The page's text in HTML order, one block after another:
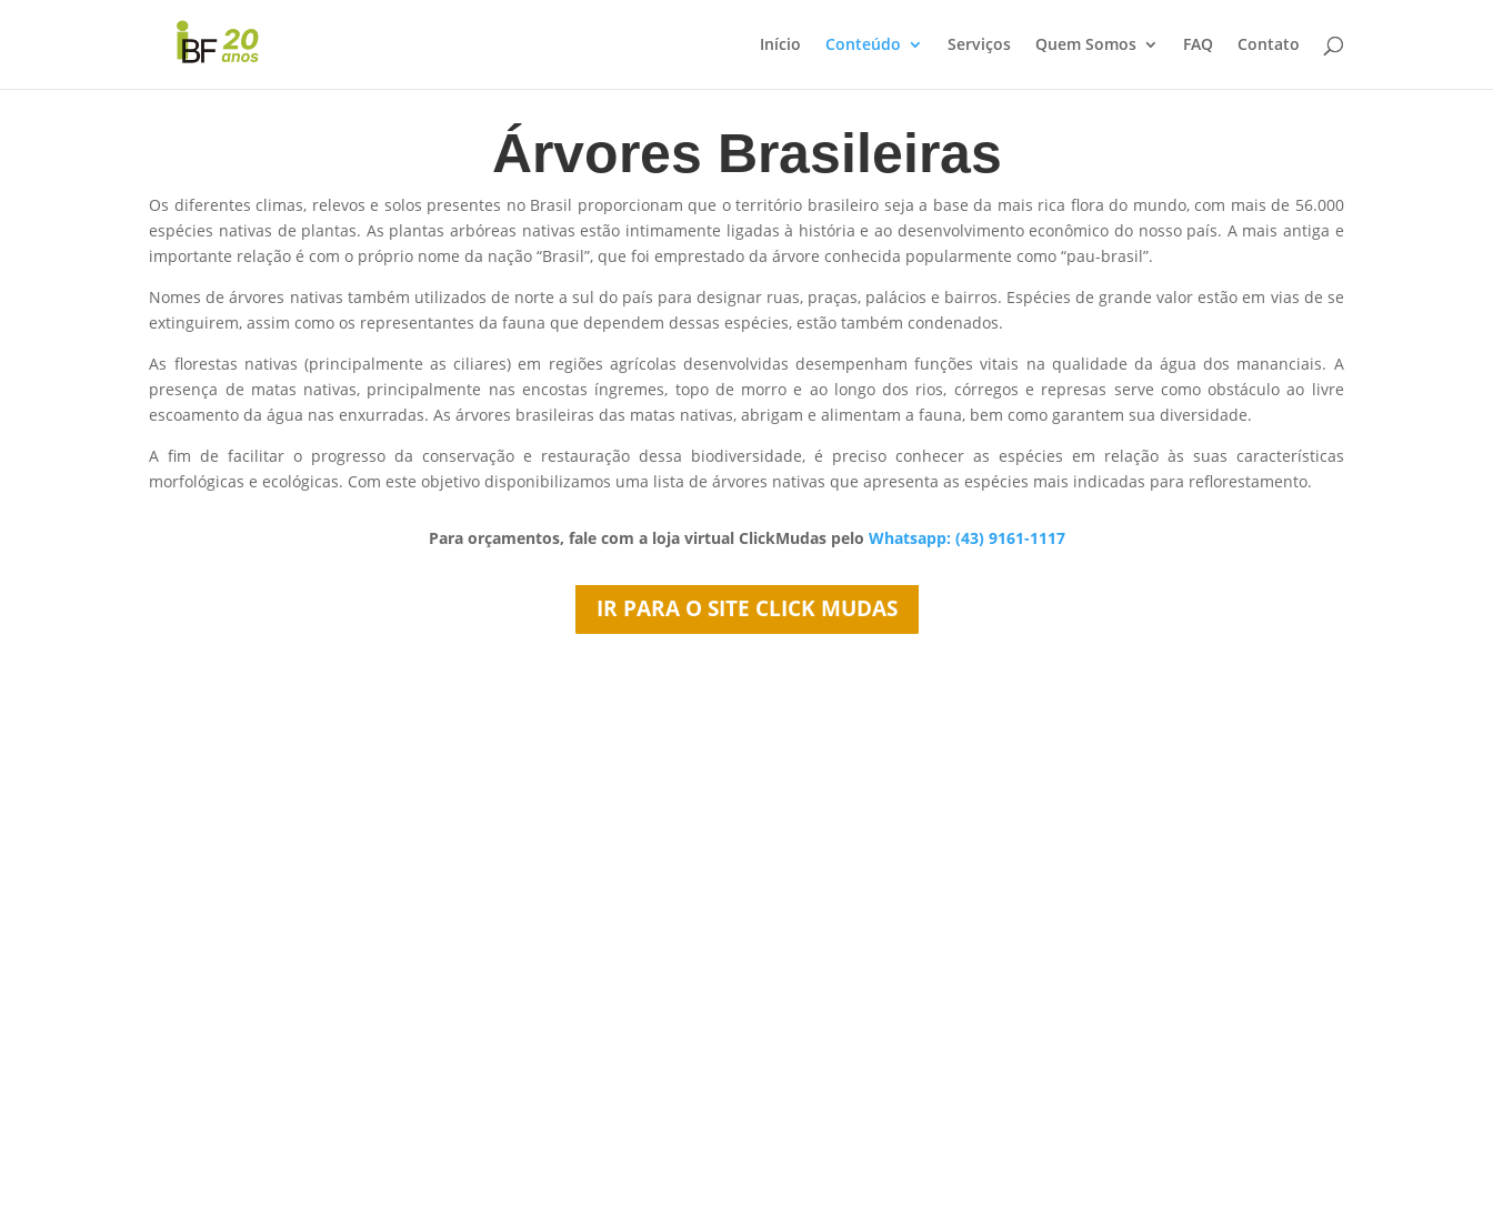
Início Conteúdo Serviços Quem Somos FAQ Contato
Árvores Brasileiras
Os diferentes climas, relevos e solos presentes no Brasil proporcionam que o território brasileiro seja a base da mais rica flora do mundo, com mais de 56.000
espécies nativas de plantas. As plantas arbóreas nativas estão intimamente ligadas à história e ao desenvolvimento econômico do nosso país. A mais antiga e
importante relação é com o próprio nome da nação “Brasil”, que foi emprestado da árvore conhecida popularmente como “pau-brasil”.
Nomes de árvores nativas também utilizados de norte a sul do país para designar ruas, praças, palácios e bairros. Espécies de grande valor estão em vias de se
extinguirem, assim como os representantes da fauna que dependem dessas espécies, estão também condenados.
As florestas nativas (principalmente as ciliares) em regiões agrícolas desenvolvidas desempenham funções vitais na qualidade da água dos mananciais. A
presença de matas nativas, principalmente nas encostas íngremes, topo de morro e ao longo dos rios, córregos e represas serve como obstáculo ao livre
escoamento da água nas enxurradas. As árvores brasileiras das matas nativas, abrigam e alimentam a fauna, bem como garantem sua diversidade.
A fim de facilitar o progresso da conservação e restauração dessa biodiversidade, é preciso conhecer as espécies em relação às suas características
morfológicas e ecológicas. Com este objetivo disponibilizamos uma lista de árvores nativas que apresenta as espécies mais indicadas para reflorestamento.
Para orçamentos, fale com a loja virtual ClickMudas pelo Whatsapp: (43) 9161-1117
IR PARA O SITE CLICK MUDAS